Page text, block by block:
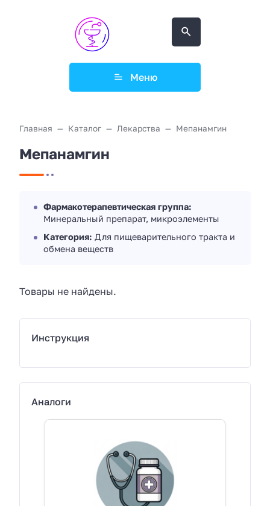
Меню
Главная Каталог Лекарства Мепанамгин
Мепанамгин
Фармакотерапевтическая группа:
Минеральный препарат, микроэлементы
Категория: Для пищеварительного тракта и
обмена веществ
Товары не найдены.
Инструкция
Аналоги